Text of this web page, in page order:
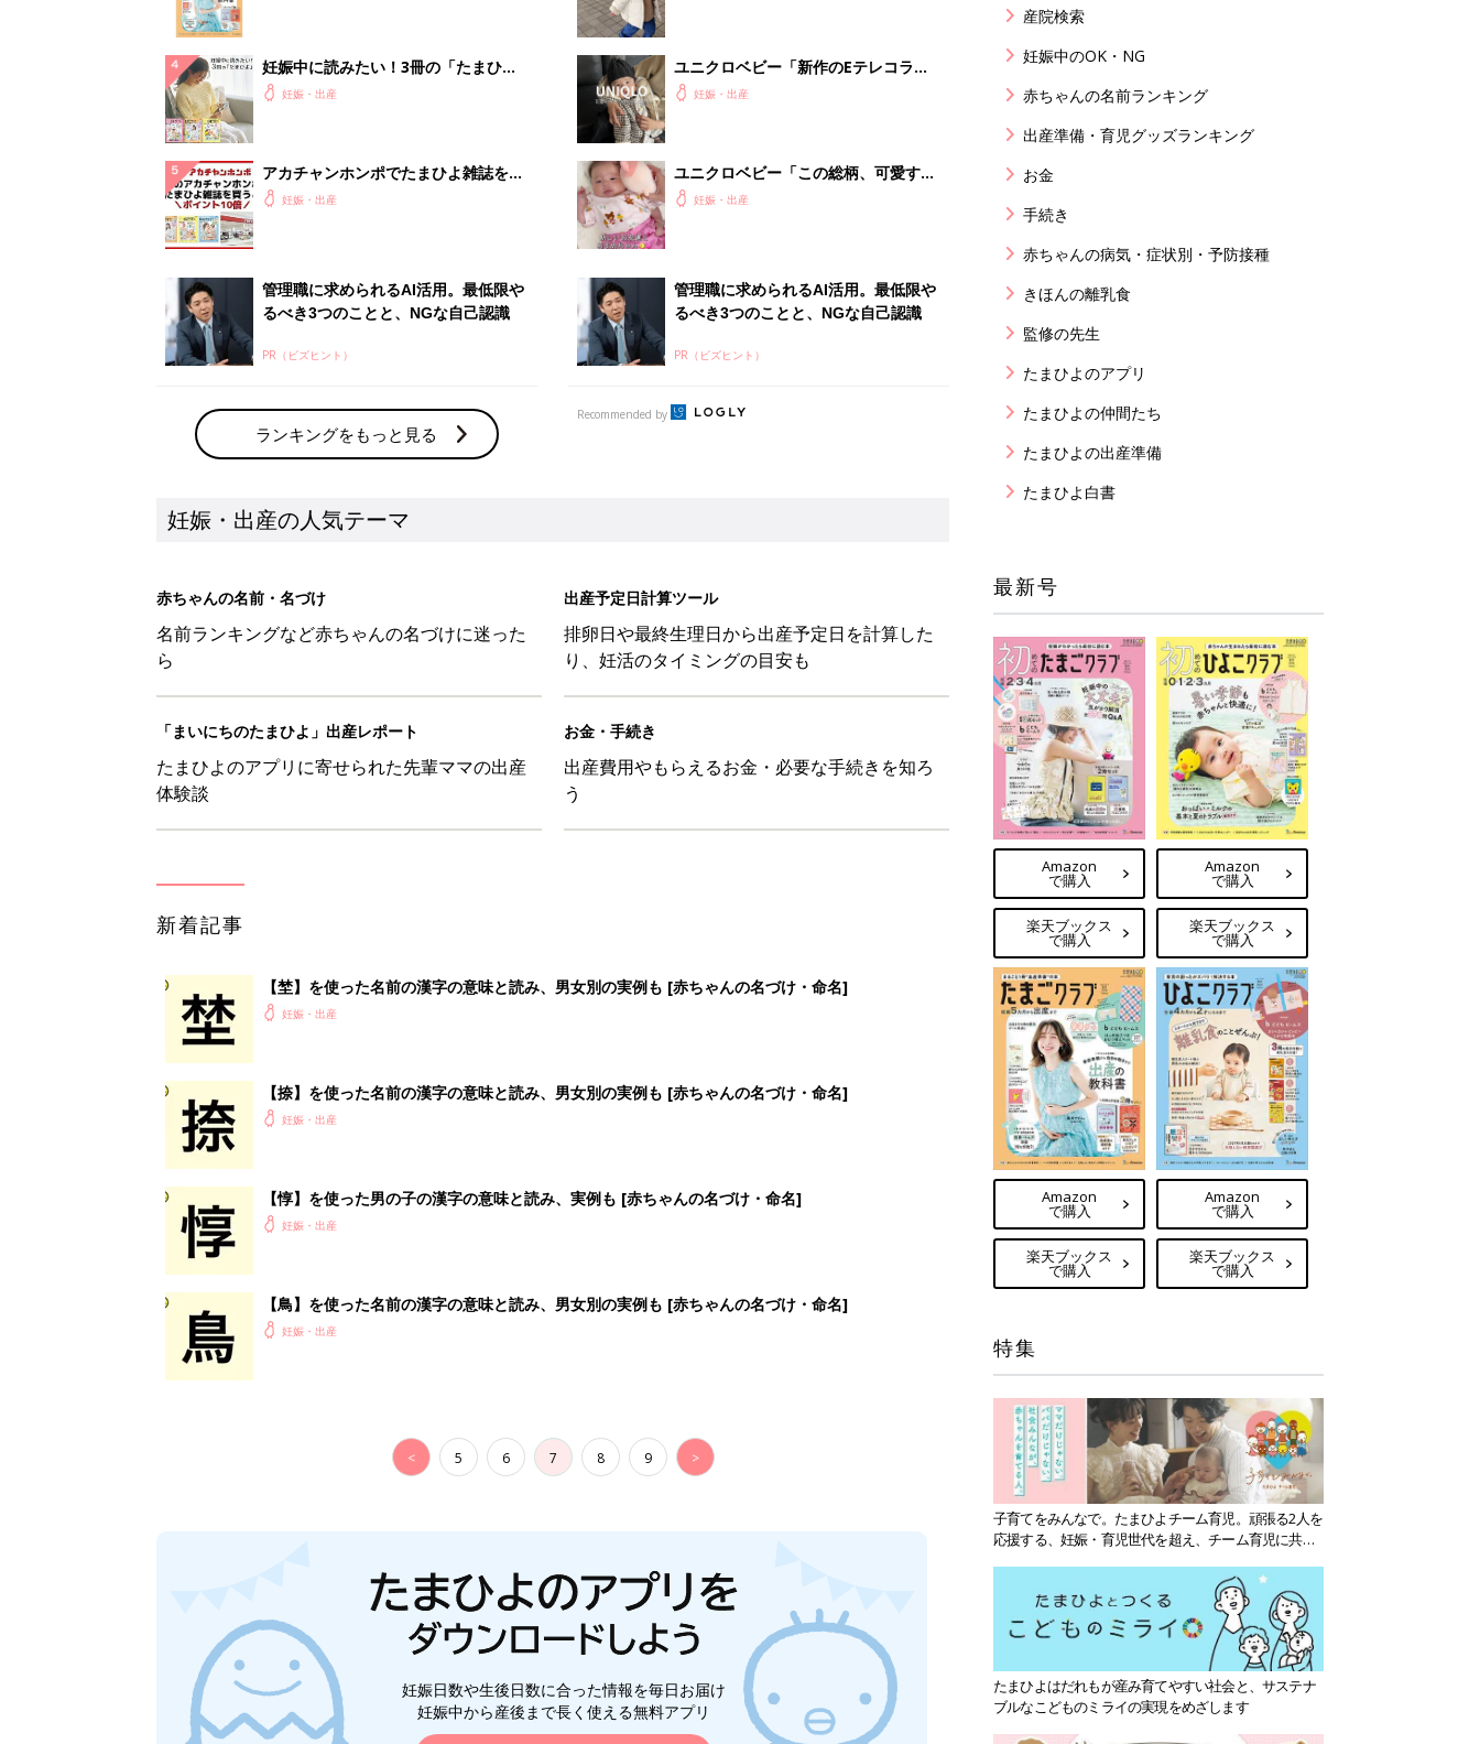
ランキングをもっと見る
妊娠・出産の人気テーマ
赤ちゃんの名前・名づけ 出産予定日計算ツール
り、妊活のタイミングの目安も
「まいにちのたまひよ」出産レポート
たまひよのアプリに寄せられた先輩ママの出産
体験談
お金・手続き
出産費用やもらえるお金・必要な手続きを知ろ
【埜】を使った名前の漢字の意味と読み、男女別の実例も [赤ちゃんの名づけ・命名]
【捺】を使った名前の漢字の意味と読み、男女別の実例も [赤ちゃんの名づけ・命名]
妊娠・出産
【惇】を使った男の子の漢字の意味と読み、実例も [赤ちゃんの名づけ・命名]
< 5 6 7 8 9 >
産院検索
妊娠中のOK・NG
赤ちゃんの名前ランキング
出産準備・育児グッズランキング
お金
手続き
赤ちゃんの病気・症状別・予防接種
きほんの離乳食
監修の先生
たまひよのアプリ
たまひよの仲間たち
たまひよの出産準備
たまひよ白書
最新号
Amazon
で購入
楽天ブックス
で購入
Amazon
で購入
楽天ブックス
で購入
Amazon
で購入
楽天ブックス
で購入
Amazon
で購入
楽天ブックス
で購入
特集
子育てをみんなで。たまひよチーム育児。頑張る2人を
応援する、妊娠・育児世代を超え、チーム育児に共感
たまひよはだれもが産み育てやすい社会と、サステナ
ブルなこどものミライの実現をめざします